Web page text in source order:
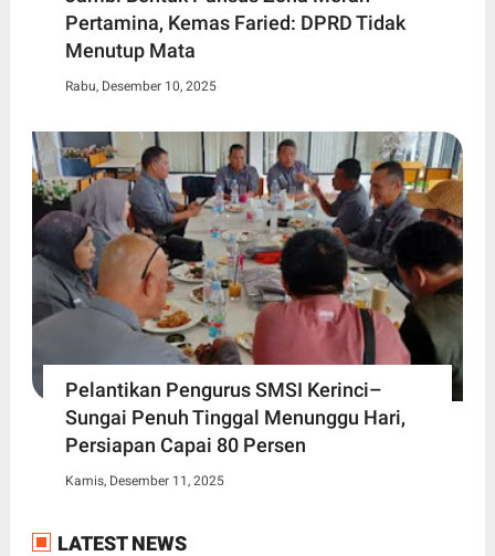
Pertamina, Kemas Faried: DPRD Tidak
Menutup Mata
Rabu, Desember 10, 2025
Pelantikan Pengurus SMSI Kerinci–
Sungai Penuh Tinggal Menunggu Hari,
Persiapan Capai 80 Persen
Kamis, Desember 11, 2025
LATEST NEWS